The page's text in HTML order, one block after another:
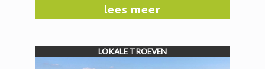
ondernemerschap, innovatie en engagement.
Uit een brede lijst van genomineerden wordt
toegekend. In 2026 vieren de Uni-K Awards hun
tiende editie. Daarnaast ondersteunen we onze
lees meer
LOKALE TROEVEN